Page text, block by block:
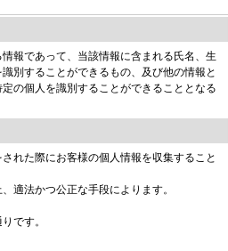
報であって、当該情報に含まれる氏名、生
別することができるもの、及び他の情報と
の個人を識別することができることとなる
れた際にお客様の個人情報を収集すること
適法かつ公正な手段によります。
です。